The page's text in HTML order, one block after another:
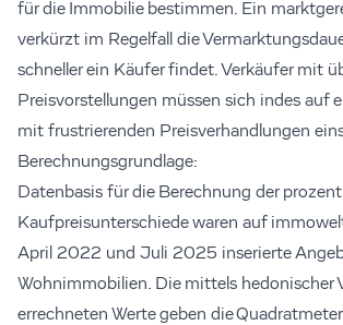
für die Immobilie bestimmen. Ein
verkürzt im Regelfall die
schneller ein Käufer findet. Verkäufer mit
Preisvorstellungen müssen sich indes auf
mit frustrierenden Preisverhandlungen
Berechnungsgrundlage:
Datenbasis für die Berechnung der
Kaufpreisunterschiede waren auf
April 2022 und Juli 2025 inserierte
Wohnimmobilien. Die mittels hedonischer
errechneten Werte geben die